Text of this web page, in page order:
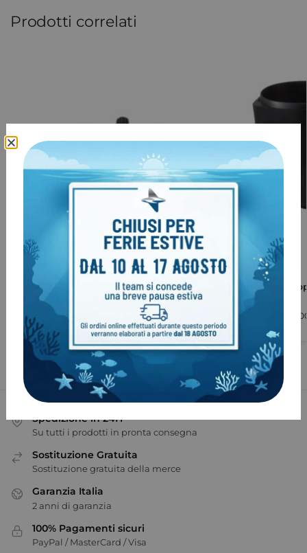
Prodotti correlati
Rubinetteria completa manifold per
bibombola – 171 mm
€ 209,00
Fondello
€
Spedizione in 24H
Su tutti i prodotti in pronta consegna
Sostituzione Gratuita
Sostituzione gratuita della merce
Garanzia Italia
2 anni di garanzia
100% Pagamenti sicuri
PayPal / MasterCard / Visa